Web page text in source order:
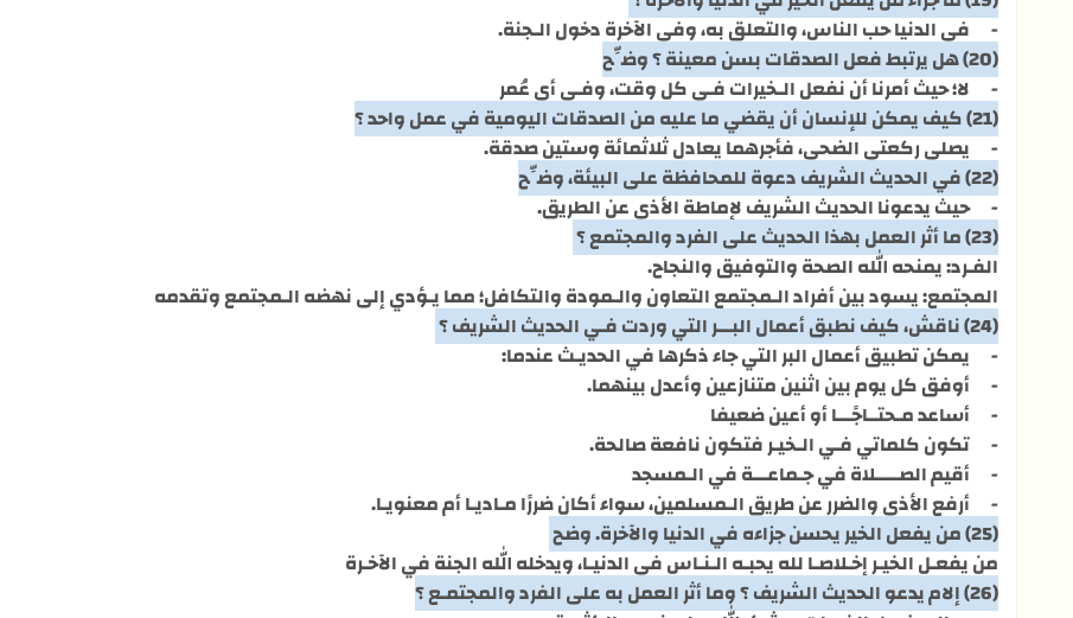
- في الدنيا حب الناس، والتعلق به، وفي الآخرة دخول الـجنة.
(20) هل يرتبط فعل الصدقات بسن معينة ؟ وضِّح
- لا؛ حيث أمرنا أن نفعل الـخيرات فـي كل وقت، وفـي أي عُمرٍ
(21) كيف يمكن للإنسان أن يقضي ما عليه من الصدقات اليومية في عمل واحد ؟
- يصلي ركعتي الضحى، فأجرهما يعادل ثلاثمائة وستين صدقة.
(22) في الحديث الشريف دعوة للمحافظة على البيئة، وضِّح
- حيث يدعونا الحديث الشريف لإماطة الأذى عن الطريق.
(23) ما أثر العمل بهذا الحديث على الفرد والمجتمع ؟
الفـرد: يمنحه الله الصحة والتوفيق والنجاح.
المجتمع: يسود بين أفراد الـمجتمع التعاون والـمودة والتكافل؛ مما يـؤدي إلى نهضه الـمجتمع وتقدمه
(24) ناقش، كيف نطبق أعمال البـــر التي وردت فـي الحديث الشريف ؟
- يمكن تطبيق أعمال البر التي جاء ذكرها في الحديـث عندما:
- أوفق كل يوم بين اثنين متنازعين وأعدل بينهما.
- أساعد مـحتــاجًـــا أو أعين ضعيفا
- تكون كلماتي فـي الـخيـر فتكون نافعة صالحة.
- أقيم الصـــــلاة في جـماعـــة في الـمسجد
- أرفع الأذي والضرر عن طريق الـمسلمين، سواء أكان ضررًا مـاديـا أم معنويـا.
(25) من يفعل الخير يحسن جزاءه في الدنيا والآخرة. وضح
من يفعـل الخيـر إخـلاصـا لله يحبـه الـنـاس في الدنيـا، ويدخله الله الجنة في الآخـرة
(26) إلام يدعو الحديث الشريف ؟ وما أثر العمل به على الفرد والمجتمـع ؟